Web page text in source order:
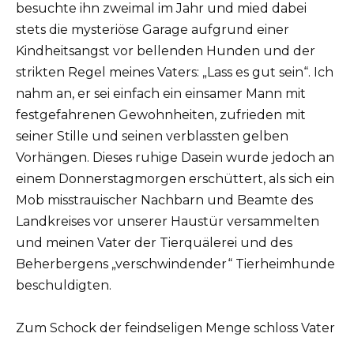
besuchte ihn zweimal im Jahr und mied dabei
stets die mysteriöse Garage aufgrund einer
Kindheitsangst vor bellenden Hunden und der
strikten Regel meines Vaters: „Lass es gut sein“. Ich
nahm an, er sei einfach ein einsamer Mann mit
festgefahrenen Gewohnheiten, zufrieden mit
seiner Stille und seinen verblassten gelben
Vorhängen. Dieses ruhige Dasein wurde jedoch an
einem Donnerstagmorgen erschüttert, als sich ein
Mob misstrauischer Nachbarn und Beamte des
Landkreises vor unserer Haustür versammelten
und meinen Vater der Tierquälerei und des
Beherbergens „verschwindender“ Tierheimhunde
beschuldigten.
Zum Schock der feindseligen Menge schloss Vater